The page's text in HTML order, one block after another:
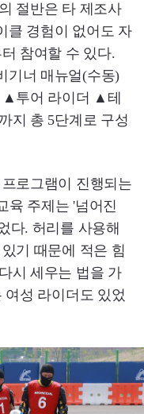
절반은 타 제조사
클 경험이 없어도 자
참여할 수 있다.
너 매뉴얼(수동)
투어 라이더 ▲테
지 총 5단계로 구성
로그램이 진행되는
육 주제는 '넘어진
다. 허리를 사용해
기 때문에 적은 힘
시 세우는 법을 가
여성 라이더도 있었